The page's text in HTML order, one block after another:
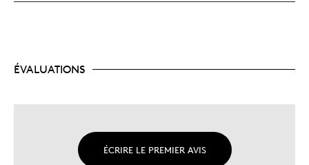
ÉVALUATIONS
ÉCRIRE LE PREMIER AVIS